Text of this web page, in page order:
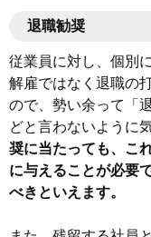
退職勧奨
従業員に対し、個別
解雇ではなく退職の
ので、勢い余って「
どと言わないように
奨に当たっても、こ
に与えることが必要
べきといえます。